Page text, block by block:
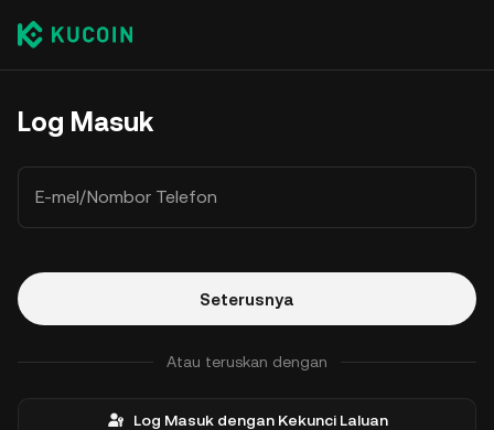
Log Masuk
E-mel/Nombor Telefon
Seterusnya
Atau teruskan dengan
Log Masuk dengan Kekunci Laluan